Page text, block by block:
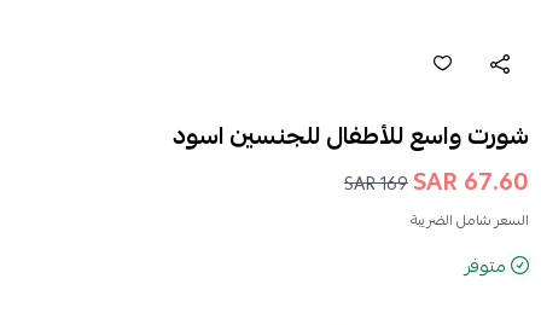
شورت واسع للأطفال للجنسين اسود
67.60 SAR
169 SAR
السعر شامل الضريبة
متوفر